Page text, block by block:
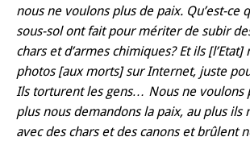
nous ne voulons plus de paix. Qu’est-ce
sous-sol ont fait pour mériter de subir
chars et d’armes chimiques? Et ils
photos [aux morts] sur Internet, juste
Ils torturent les gens… Nous ne voulons
plus nous demandons la paix, au plus ils
avec des chars et des canons et brûlent